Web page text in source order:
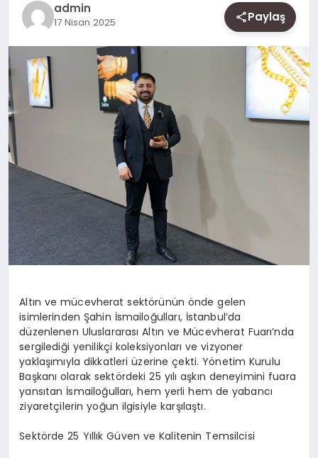
SAĞLIK
SIYASET
SPOR
admin
17 Nisan 2025 Paylaş
Altın ve mücevherat sektörünün önde gelen
isimlerinden Şahin İsmailoğulları, İstanbul’da
düzenlenen Uluslararası Altın ve Mücevherat Fuarı’nda
sergilediği yenilikçi koleksiyonları ve vizyoner
yaklaşımıyla dikkatleri üzerine çekti. Yönetim Kurulu
Başkanı olarak sektördeki 25 yılı aşkın deneyimini fuara
yansıtan İsmailoğulları, hem yerli hem de yabancı
ziyaretçilerin yoğun ilgisiyle karşılaştı.
Sektörde 25 Yıllık Güven ve Kalitenin Temsilcisi